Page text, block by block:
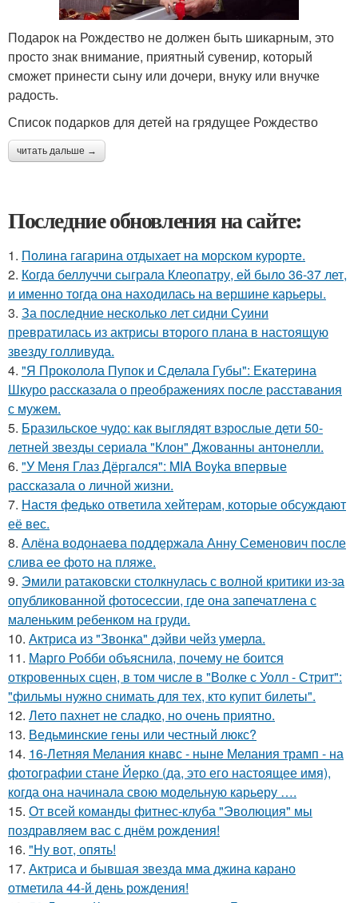
Подарок на Рождество не должен быть шикарным, это
просто знак внимание, приятный сувенир, который
сможет принести сыну или дочери, внуку или внучке
радость.
Список подарков для детей на грядущее Рождество
читать дальше →
Последние обновления на сайте:
1. Полина гагарина отдыхает на морском курорте.
2. Когда беллуччи сыграла Клеопатру, ей было 36-37 лет,
и именно тогда она находилась на вершине карьеры.
3. За последние несколько лет сидни Суини
превратилась из актрисы второго плана в настоящую
звезду голливуда.
4. "Я Проколола Пупок и Сделала Губы": Екатерина
Шкуро рассказала о преображениях после расставания
с мужем.
5. Бразильское чудо: как выглядят взрослые дети 50-
летней звезды сериала "Клон" Джованны антонелли.
6. "У Меня Глаз Дёргался": MIA Boyka впервые
рассказала о личной жизни.
7. Настя федько ответила хейтерам, которые обсуждают
её вес.
8. Алёна водонаева поддержала Анну Семенович после
слива ее фото на пляже.
9. Эмили ратаковски столкнулась с волной критики из-за
опубликованной фотосессии, где она запечатлена с
маленьким ребенком на груди.
10. Актриса из "Звонка" дэйви чейз умерла.
11. Марго Робби объяснила, почему не боится
откровенных сцен, в том числе в "Волке с Уолл - Стрит":
"фильмы нужно снимать для тех, кто купит билеты".
12. Лето пахнет не сладко, но очень приятно.
13. Ведьминские гены или честный люкс?
14. 16-Летняя Мелания кнавс - ныне Мелания трамп - на
фотографии стане Йерко (да, это его настоящее имя),
когда она начинала свою модельную карьеру ….
15. От всей команды фитнес-клуба "Эволюция" мы
поздравляем вас с днём рождения!
16. "Ну вот, опять!
17. Актриса и бывшая звезда мма джина карано
отметила 44-й день рождения!